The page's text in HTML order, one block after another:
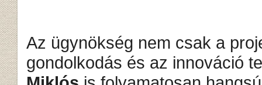
Az ügynökség nem csak a
gondolkodás és az innováció